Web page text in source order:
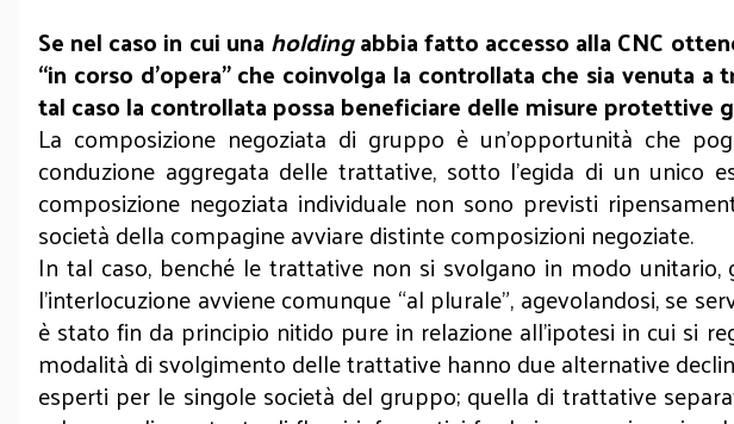
Se nel caso in cui unaholdingabbia fatto accesso alla CNC
“in corso d’opera” che coinvolga la controllata che sia venuta
tal caso la controllata possa beneficiare delle misure protettive
La composizione negoziata di gruppo è un’opportunità che
conduzione aggregata delle trattative, sotto l’egida di un unico
composizione negoziata individuale non sono previsti
società della compagine avviare distinte composizioni negoziate.
In tal caso, benché le trattative non si svolgano in modo
l’interlocuzione avviene comunque “al plurale”, agevolandosi, se
è stato fin da principio nitido pure in relazione all’ipotesi in cui si
modalità di svolgimento delle trattative hanno due alternative
esperti per le singole società del gruppo; quella di trattative